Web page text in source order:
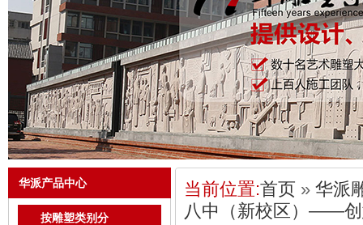
当前位置:首页 » 华派
八中（新校区）——创
华派产品中心
按雕塑类别分